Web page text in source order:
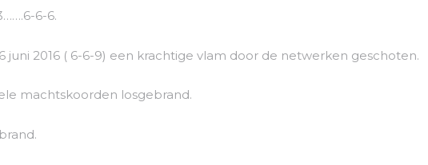
6-6.
juni 2016 ( 6-6-9) een krachtige vlam door de netwerken geschoten.
machtskoorden losgebrand.